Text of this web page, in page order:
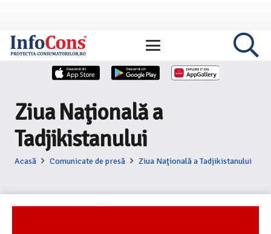
Ziua Naţională a
Tadjikistanului
Acasă Comunicate de presă Ziua Naţională a Tadjikistanului